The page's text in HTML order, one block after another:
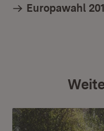
Europawahl